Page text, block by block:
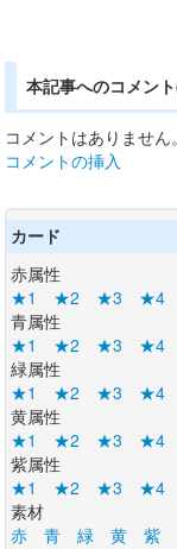
本記事へのコメン
コメントはありません。
コメントの挿入
カード
赤属性
★1
★2 ★3 ★4
青属性
★1
★2 ★3 ★4
緑属性
★1
★2 ★3 ★4
黄属性
★1
★2 ★3 ★4
紫属性
★1
★2 ★3 ★4
素材
赤
青 緑 黄
紫